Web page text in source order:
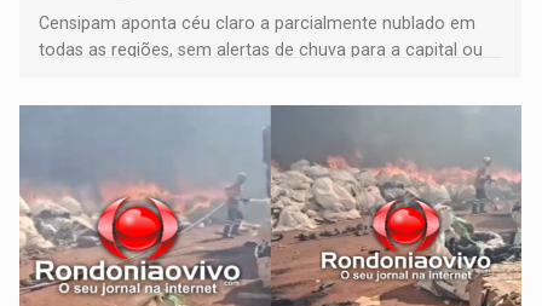
Censipam aponta céu claro a parcialmente nublado em
todas as regiões, sem alertas de chuva para a capital ou